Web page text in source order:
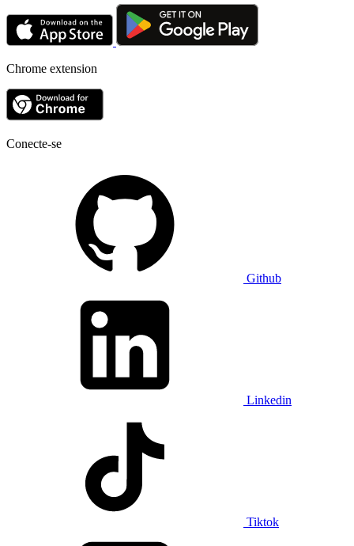
Chrome extension
Conecte-se
Github
Linkedin
Tiktok